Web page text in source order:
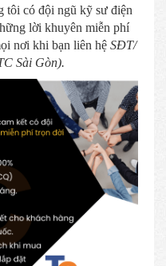
tôi có đội ngũ kỹ sư điện
lời khuyên miễn phí
nơi khi bạn liên hệ SĐT/
Sài Gòn).